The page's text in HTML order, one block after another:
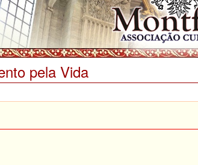
pela Vida